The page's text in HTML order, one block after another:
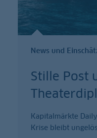
News und
Stille Post
Kapitalmärkte
Krise bleibt